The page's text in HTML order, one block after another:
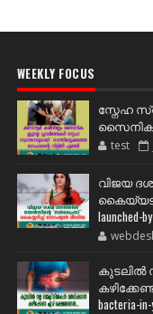
WEEKLY FOCUS
സ്നേഹ
സൈനിക
test
വിജയ
launched-
കുടലിൽ
bacteria-